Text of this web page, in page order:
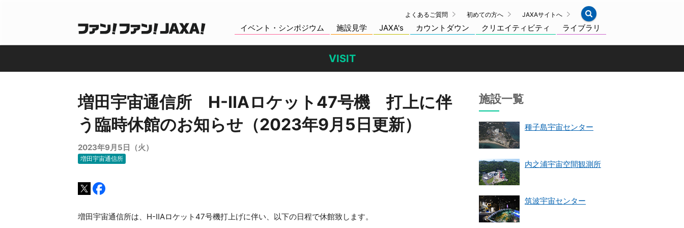
よくあるご質問 初めての方へ JAXAサイトへ
イベント・シンポジウム 施設見学 JAXA's カウントダウン クリエイティビティ ライブラリ
VISIT
増田宇宙通信所 H-IIAロケット47号機 打上に伴
う臨時休館のお知らせ（2023年9月5日更新）
2023年9月5日（火）
増田宇宙通信所
増田宇宙通信所は、H-IIAロケット47号機打上げに伴い、以下の日程で休館致します。
施設一覧
種子島宇宙センター
内之浦宇宙空間観測所
筑波宇宙センター